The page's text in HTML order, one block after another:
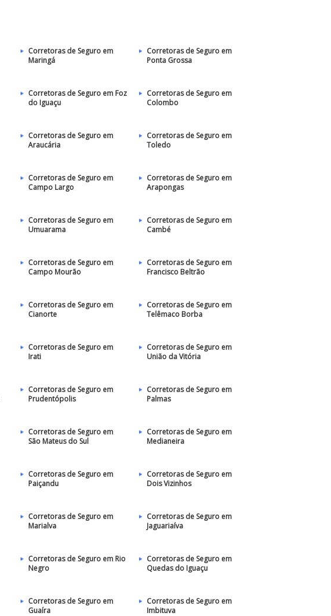
Corretoras de Seguro em
Maringá
Corretoras de Seguro em
Ponta Grossa
Corretoras de Seguro em Foz
do Iguaçu
Corretoras de Seguro em
Colombo
Corretoras de Seguro em
Araucária
Corretoras de Seguro em
Toledo
Corretoras de Seguro em
Campo Largo
Corretoras de Seguro em
Arapongas
Corretoras de Seguro em
Umuarama
Corretoras de Seguro em
Cambé
Corretoras de Seguro em
Campo Mourão
Corretoras de Seguro em
Francisco Beltrão
Corretoras de Seguro em
Cianorte
Corretoras de Seguro em
Telêmaco Borba
Corretoras de Seguro em
Irati
Corretoras de Seguro em
União da Vitória
Corretoras de Seguro em
Prudentópolis
Corretoras de Seguro em
Palmas
Corretoras de Seguro em
São Mateus do Sul
Corretoras de Seguro em
Medianeira
Corretoras de Seguro em
Paiçandu
Corretoras de Seguro em
Dois Vizinhos
Corretoras de Seguro em
Marialva
Corretoras de Seguro em
Jaguariaíva
Corretoras de Seguro em Rio
Negro
Corretoras de Seguro em
Quedas do Iguaçu
Corretoras de Seguro em
Guaíra
Corretoras de Seguro em
Imbituva